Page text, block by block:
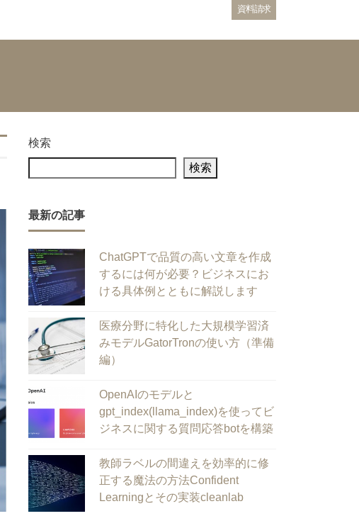
資料請求
検索
検索
最新の記事
ChatGPTで品質の高い文章を作成
するには何が必要？ビジネスにお
ける具体例とともに解説します
医療分野に特化した大規模学習済
みモデルGatorTronの使い方（準備
編）
OpenAIのモデルと
gpt_index(llama_index)を使ってビ
ジネスに関する質問応答botを構築
教師ラベルの間違えを効率的に修
正する魔法の方法Confident
Learningとその実装cleanlab